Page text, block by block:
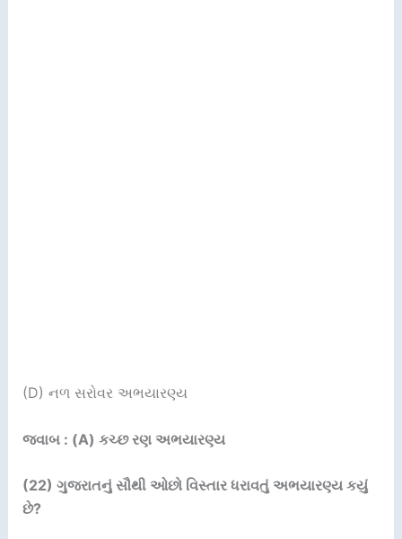
(D) નળ સરોવર અભયારણ્ય
જવાબ : (A) કચ્છ રણ અભયારણ્ય
(22) ગુજરાતનું સૌથી ઓછો વિસ્તાર ધરાવતું અભયારણ્ય કયું
છે?